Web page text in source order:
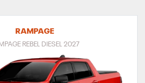
RAMPAGE
REBEL DIESEL 2027